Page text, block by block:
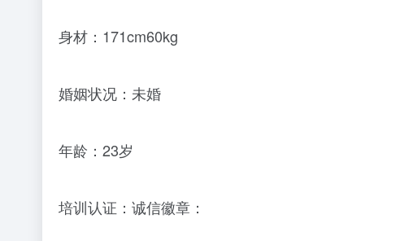
身材：171cm60kg
婚姻状况：未婚
年龄：23岁
培训认证：诚信徽章：